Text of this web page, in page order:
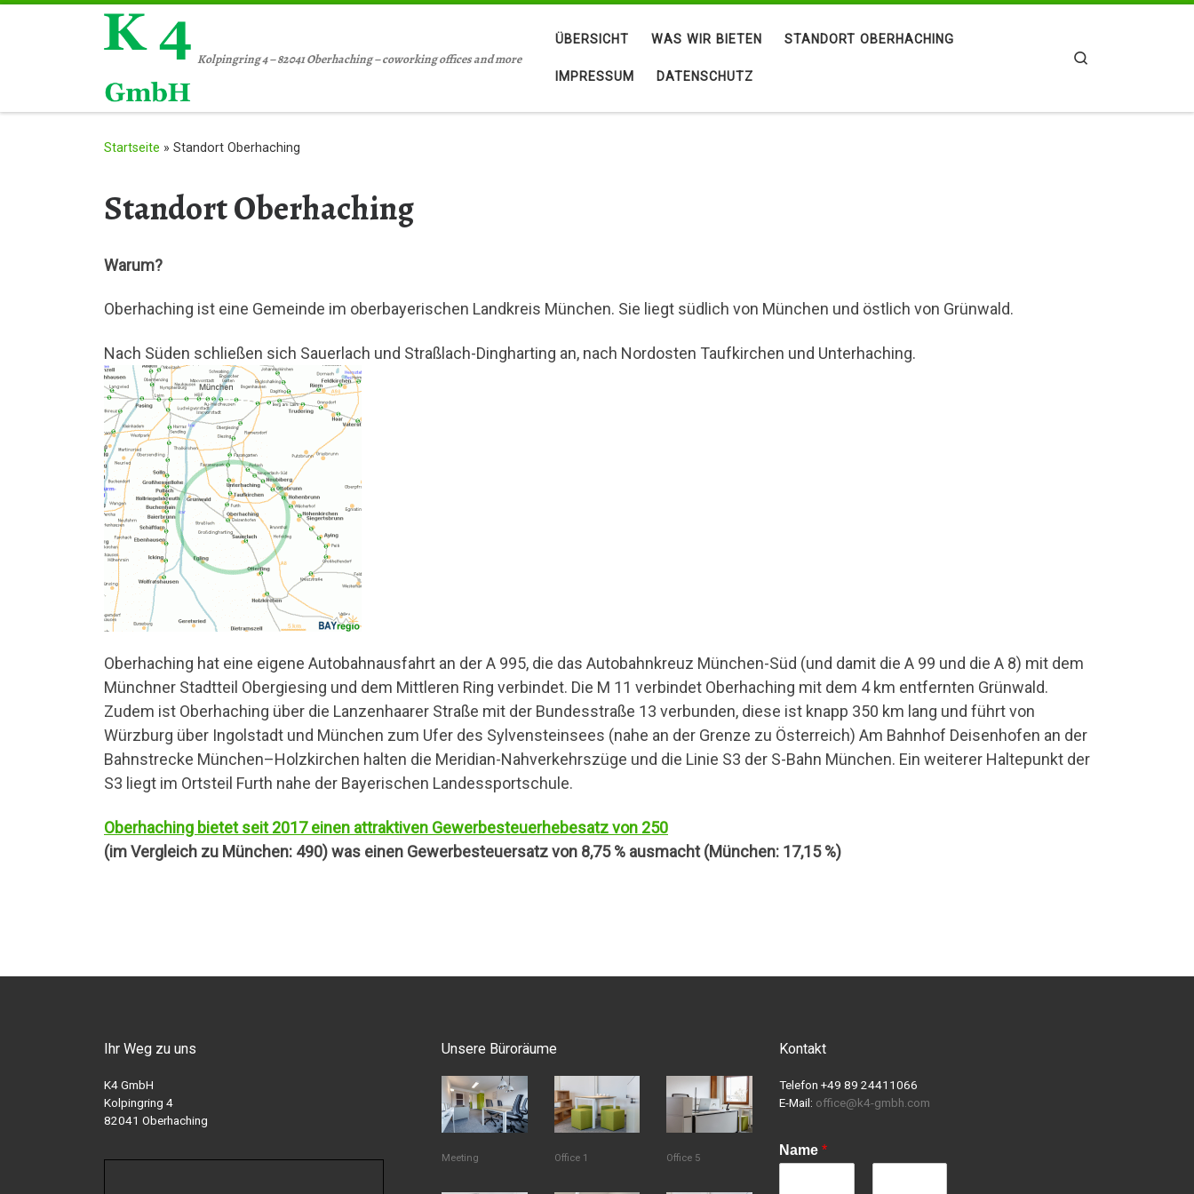
Zum Inhalt springen
Kolpingring 4 – 82041 Oberhaching – coworking offices and more
ÜBERSICHT WAS WIR BIETEN STANDORT OBERHACHING
IMPRESSUM DATENSCHUTZ
Startseite » Standort Oberhaching
Standort Oberhaching
Warum?
Oberhaching ist eine Gemeinde im oberbayerischen Landkreis München. Sie liegt südlich von München und östlich von Grünwald.
Nach Süden schließen sich Sauerlach und Straßlach-Dingharting an, nach Nordosten Taufkirchen und Unterhaching.
Oberhaching hat eine eigene Autobahnausfahrt an der A 995, die das Autobahnkreuz München-Süd (und damit die A 99 und die A 8) mit dem
Münchner Stadtteil Obergiesing und dem Mittleren Ring verbindet. Die M 11 verbindet Oberhaching mit dem 4 km entfernten Grünwald.
Zudem ist Oberhaching über die Lanzenhaarer Straße mit der Bundesstraße 13 verbunden, diese ist knapp 350 km lang und führt von
Würzburg über Ingolstadt und München zum Ufer des Sylvensteinsees (nahe an der Grenze zu Österreich) Am Bahnhof Deisenhofen an der
Bahnstrecke München–Holzkirchen halten die Meridian-Nahverkehrszüge und die Linie S3 der S-Bahn München. Ein weiterer Haltepunkt der
S3 liegt im Ortsteil Furth nahe der Bayerischen Landessportschule.
Oberhaching bietet seit 2017 einen attraktiven Gewerbesteuerhebesatz von 250
(im Vergleich zu München: 490) was einen Gewerbesteuersatz von 8,75 % ausmacht (München: 17,15 %)
Ihr Weg zu uns
K4 GmbH
Kolpingring 4
82041 Oberhaching
Unsere Büroräume
Meeting Office 1 Office 5
Kontakt
Telefon +49 89 24411066
E-Mail: office@k4-gmbh.com
Name *